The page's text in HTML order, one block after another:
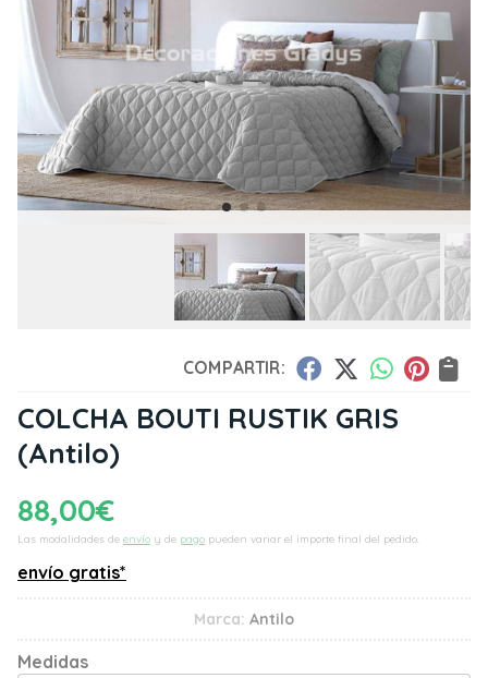
COMPARTIR:
COLCHA BOUTI RUSTIK GRIS
(Antilo)
88,00€
Las modalidades de envío y de pago pueden variar el importe final del pedido.
envío gratis*
Marca: Antilo
Medidas